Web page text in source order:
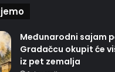
Međunarodni sajam
Gradačcu okupit će
iz pet zemalja